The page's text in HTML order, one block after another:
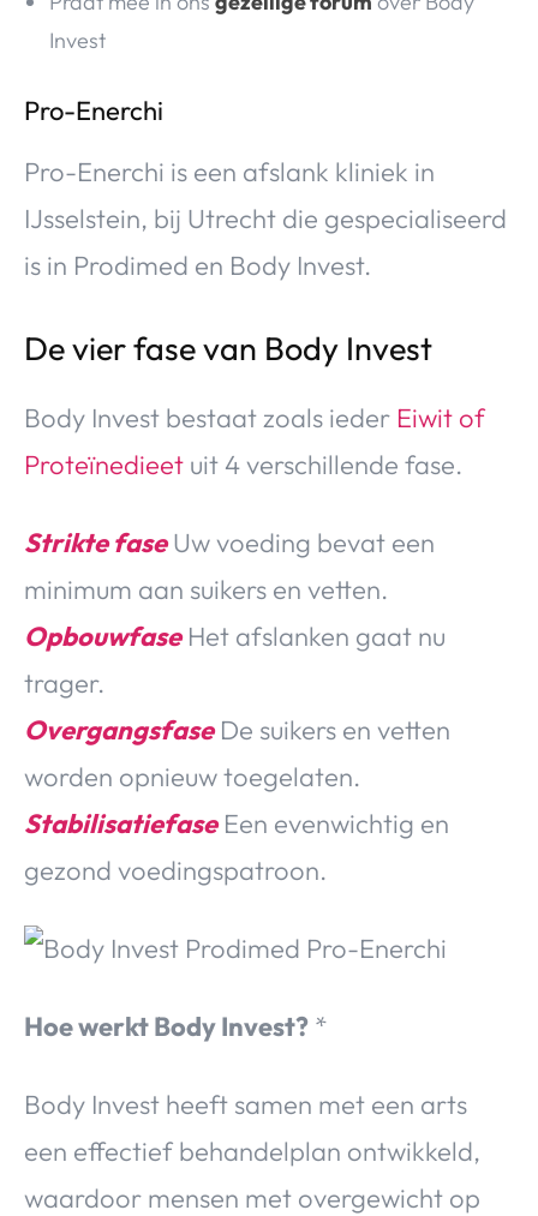
Invest
Pro-Enerchi
Pro-Enerchi is een afslank kliniek in
IJsselstein, bij Utrecht die gespecialiseerd
is in Prodimed en Body Invest.
De vier fase van Body Invest
Body Invest bestaat zoals ieder Eiwit of
Proteïnedieet uit 4 verschillende fase.
Strikte faseUw voeding bevat een
minimum aan suikers en vetten.
OpbouwfaseHet afslanken gaat nu
trager.
OvergangsfaseDe suikers en vetten
worden opnieuw toegelaten.
StabilisatiefaseEen evenwichtig en
gezond voedingspatroon.
Hoe werkt Body Invest? *
Body Invest heeft samen met een arts
een effectief behandelplan ontwikkeld,
waardoor mensen met overgewicht op